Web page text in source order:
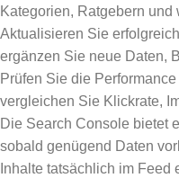
Kategorien, Ratgebern
Aktualisieren Sie
ergänzen Sie neue Daten,
Prüfen Sie die
vergleichen Sie Klickrate,
Die Search Console bietet
sobald genügend Daten
Inhalte tatsächlich im Feed